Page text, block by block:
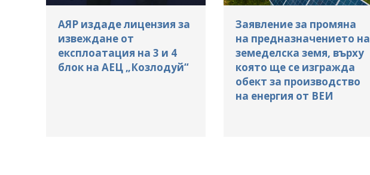
АЯР издаде лицензия за
извеждане от
експлоатация на 3 и 4
блок на АЕЦ „Козлодуй“
Заявление за промяна
на предназначението на
земеделска земя, върху
която ще се изгражда
обект за производство
на енергия от ВЕИ